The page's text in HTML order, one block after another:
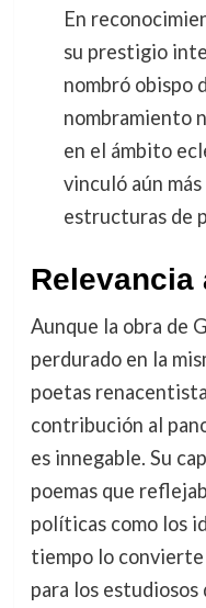
En
su prestigio
nombró obispo
nombramiento
en el ámbito
vinculó aún
estructuras de
Relevancia
Aunque la obra de
perdurado en la
poetas
contribución al
es innegable. Su
poemas que
políticas como los
tiempo lo
para los